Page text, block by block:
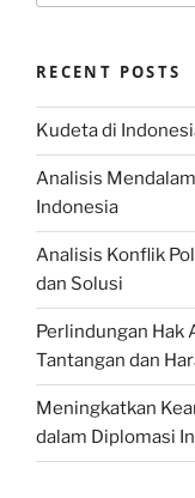
RECENT POSTS
Kudeta di
Analisis
Indonesia
Analisis Konflik
dan Solusi
Perlindungan Hak
Tantangan dan
Meningkatkan
dalam Diplomasi